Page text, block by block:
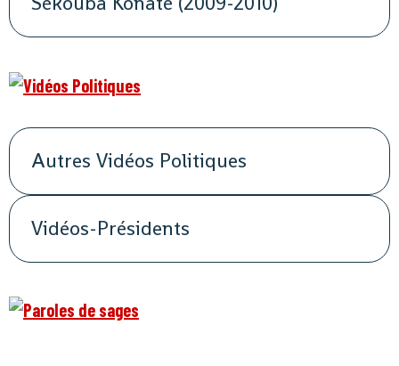
Autres Vidéos Politiques
Vidéos-Présidents